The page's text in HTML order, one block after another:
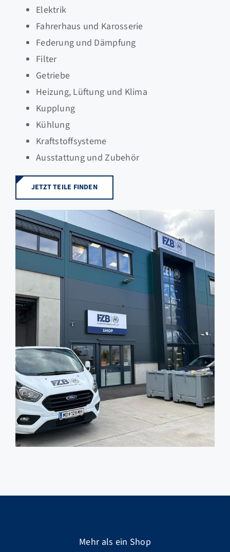
Elektrik
Fahrerhaus und Karosserie
Federung und Dämpfung
Filter
Getriebe
Heizung, Lüftung und Klima
Kupplung
Kühlung
Kraftstoffsysteme
Ausstattung und Zubehör
JETZT TEILE FINDEN
Mehr als ein Shop